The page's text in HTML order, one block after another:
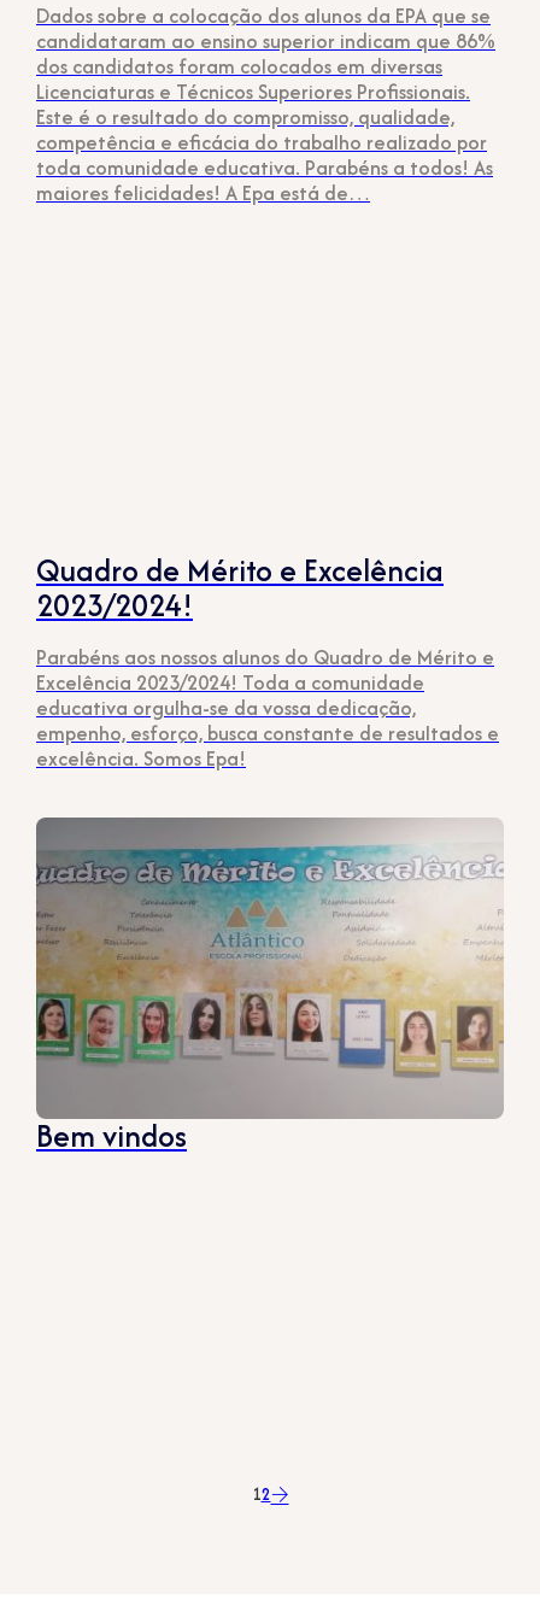
Dados sobre a colocação dos alunos da EPA que se
candidataram ao ensino superior indicam que 86%
dos candidatos foram colocados em diversas
Licenciaturas e Técnicos Superiores Profissionais.
Este é o resultado do compromisso, qualidade,
competência e eficácia do trabalho realizado por
toda comunidade educativa. Parabéns a todos! As
maiores felicidades! A Epa está de…
Quadro de Mérito e Excelência
2023/2024!
Parabéns aos nossos alunos do Quadro de Mérito e
Excelência 2023/2024! Toda a comunidade
educativa orgulha-se da vossa dedicação,
empenho, esforço, busca constante de resultados e
excelência. Somos Epa!
Bem vindos
12